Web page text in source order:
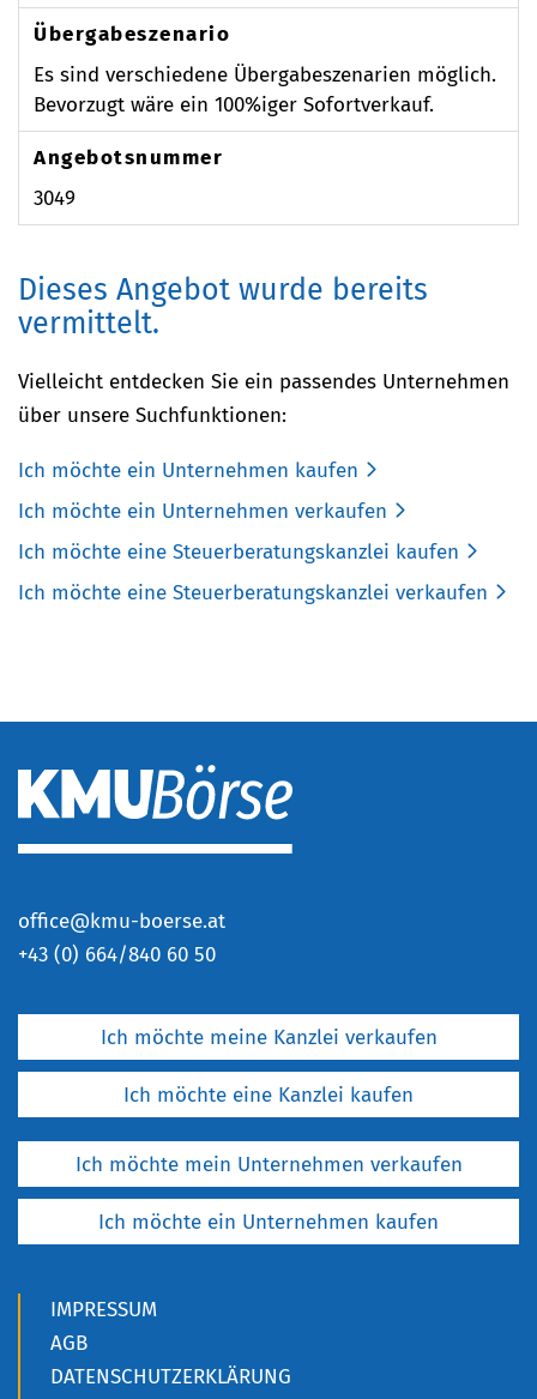
Übergabeszenario
Es sind verschiedene Übergabeszenarien möglich.
Bevorzugt wäre ein 100%iger Sofortverkauf.
Angebotsnummer
3049
Dieses Angebot wurde bereits
vermittelt.
Vielleicht entdecken Sie ein passendes Unternehmen
über unsere Suchfunktionen:
Ich möchte ein Unternehmen kaufen
Ich möchte ein Unternehmen verkaufen
Ich möchte eine Steuerberatungskanzlei kaufen
Ich möchte eine Steuerberatungskanzlei verkaufen
office@kmu-boerse.at
+43 (0) 664/840 60 50
Ich möchte meine Kanzlei verkaufen
Ich möchte eine Kanzlei kaufen
Ich möchte mein Unternehmen verkaufen
Ich möchte ein Unternehmen kaufen
IMPRESSUM
AGB
DATENSCHUTZERKLÄRUNG